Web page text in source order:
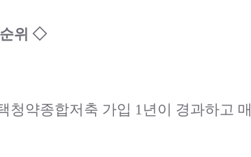
위 ◇
약종합저축 가입 1년이 경과하고